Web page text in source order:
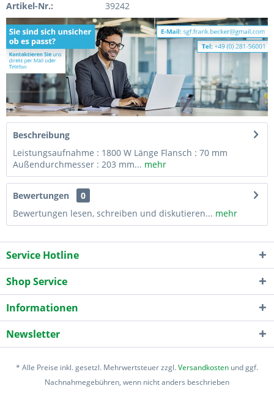
Artikel-Nr.: 39242
Beschreibung
Leistungsaufnahme : 1800 W Länge Flansch : 70 mm
Außendurchmesser : 203 mm... mehr
Bewertungen
0
Bewertungen lesen, schreiben und diskutieren... mehr
Service Hotline
Shop Service
Informationen
Newsletter
* Alle Preise inkl. gesetzl. Mehrwertsteuer zzgl.Versandkosten und ggf.
Nachnahmegebühren, wenn nicht anders beschrieben